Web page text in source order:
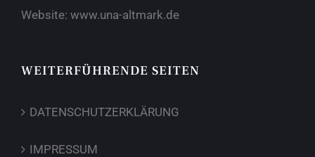
Website: www.una-altmark.de
WEITERFÜHRENDE SEITEN
DATENSCHUTZERKLÄRUNG
IMPRESSUM